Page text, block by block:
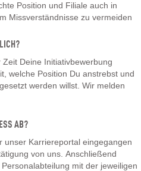
Position und Filiale auch in
Missverständnisse zu vermeiden
Deine Initiativbewerbung
welche Position Du anstrebst und
werden willst. Wir melden
AB?
unser Karriereportal eingegangen
von uns. Anschließend
mit der jeweiligen